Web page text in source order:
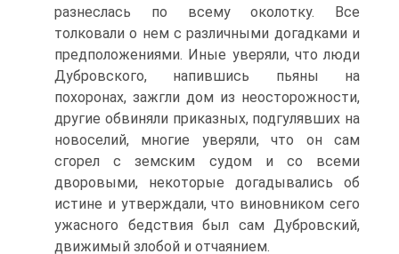
разнеслась по всему околотку. Все
толковали о нем с различными догадками и
предположениями. Иные уверяли, что люди
Дубровского, напившись пьяны на
похоронах, зажгли дом из неосторожности,
другие обвиняли приказных, подгулявших на
новоселий, многие уверяли, что он сам
сгорел с земским судом и со всеми
дворовыми, некоторые догадывались об
истине и утверждали, что виновником сего
ужасного бедствия был сам Дубровский,
движимый злобой и отчаянием.